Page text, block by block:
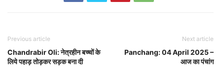
Previous article
Chandrabir Oli: नेत्रहीन बच्चों के
लिये पहाड़ तोड़कर सड़क बना दी
Next article
Panchang: 04 April 2025 –
आज का पंचांग